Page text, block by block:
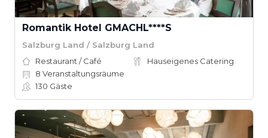
Romantik Hotel GMACHL****S
Salzburg Land / Salzburg Land
Restaurant / Café
Hauseigenes Catering
8 Veranstaltungsräume
130 Gäste